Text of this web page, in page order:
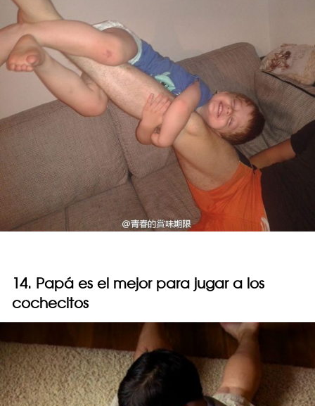
14. Papá es el mejor para jugar a los
cochecitos